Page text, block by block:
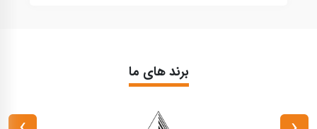
برند های ما